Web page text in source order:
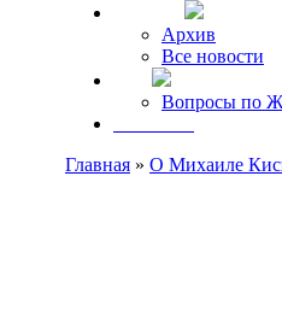
Архив
Все новости
Вопросы по
Главная » О Михаиле